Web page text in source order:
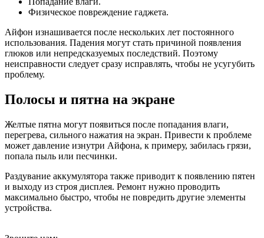
Физическое повреждение гаджета.
Айфон изнашивается после нескольких лет постоянного
использования. Падения могут стать причиной появления
глюков или непредсказуемых последствий. Поэтому
неисправности следует сразу исправлять, чтобы не усугубить
проблему.
Полосы и пятна на экране
Желтые пятна могут появиться после попадания влаги,
перегрева, сильного нажатия на экран. Привести к проблеме
может давление изнутри Айфона, к примеру, забилась грязи,
попала пыль или песчинки.
Раздувание аккумулятора также приводит к появлению пятен
и выходу из строя дисплея. Ремонт нужно проводить
максимально быстро, чтобы не повредить другие элементы
устройства.